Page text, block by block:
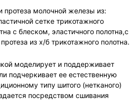
протеза молочной железы из:
сетке трикотажного
с блеском, эластичного полотна,с
из х/б трикотажного полотна.
моделирует и поддерживает
подчеркивает ее естественную
типу шитого (нетканого)
посредством сшивания